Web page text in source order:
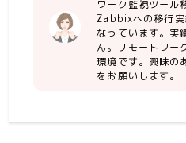
ワーク監視ツール
Zabbixへの移行実
なっています。実
ん。リモートワー
環境です。興味の
をお願いします。